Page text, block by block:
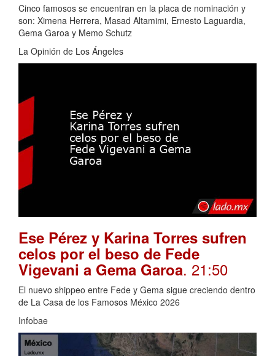
Cinco famosos se encuentran en la placa de nominación y
son: Ximena Herrera, Masad Altamimi, Ernesto Laguardia,
Gema Garoa y Memo Schutz
La Opinión de Los Ángeles
Ese Pérez y Karina Torres sufren
celos por el beso de Fede
Vigevani a Gema Garoa. 21:50
El nuevo shippeo entre Fede y Gema sigue creciendo dentro
de La Casa de los Famosos México 2026
Infobae